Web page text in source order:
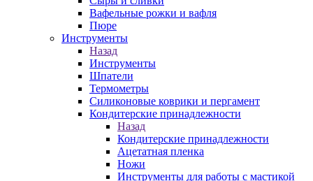
Вафельные рожки и вафля
Пюре
Инструменты
Назад
Инструменты
Шпатели
Термометры
Силиконовые коврики и пергамент
Кондитерские принадлежности
Назад
Кондитерские принадлежности
Ацетатная пленка
Ножи
Инструменты для работы с мастикой